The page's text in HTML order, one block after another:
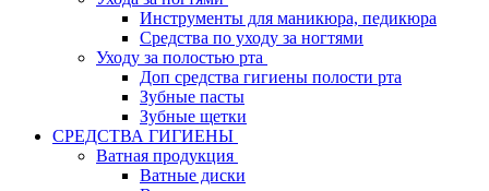
Инструменты для маникюра, педикюра
Средства по уходу за ногтями
Уходу за полостью рта
Доп средства гигиены полости рта
Зубные пасты
Зубные щетки
СРЕДСТВА ГИГИЕНЫ
Ватная продукция
Ватные диски